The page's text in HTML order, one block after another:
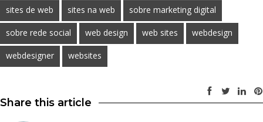
sites de web sites na web sobre marketing digital
sobre rede social web design web sites webdesign
webdesigner websites
Share this article